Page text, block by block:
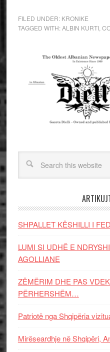
FILED UNDER: KRONIKE
TAGGED WITH:ALBIN KURTI,
SHPALLET KËSHILLI I
LUMI SI UDHË E
AGOLLIANE
ZËMËRIM DHE PAS
PËRHERSHËM…
Patriotë nga Shqipëria
Mirëseardhje në Shqipëri,